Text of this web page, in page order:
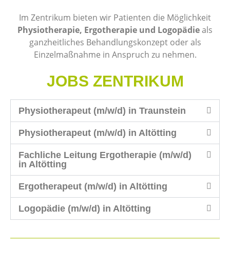
Im Zentrikum bieten wir Patienten die Möglichkeit
Physiotherapie, Ergotherapie und Logopädieals
ganzheitliches Behandlungskonzept oder als
Einzelmaßnahme in Anspruch zu nehmen.
JOBS ZENTRIKUM
Physiotherapeut (m/w/d) in Traunstein
Physiotherapeut (m/w/d) in Altötting
Fachliche Leitung Ergotherapie (m/w/d)
in Altötting
Ergotherapeut (m/w/d) in Altötting
Logopädie (m/w/d) in Altötting